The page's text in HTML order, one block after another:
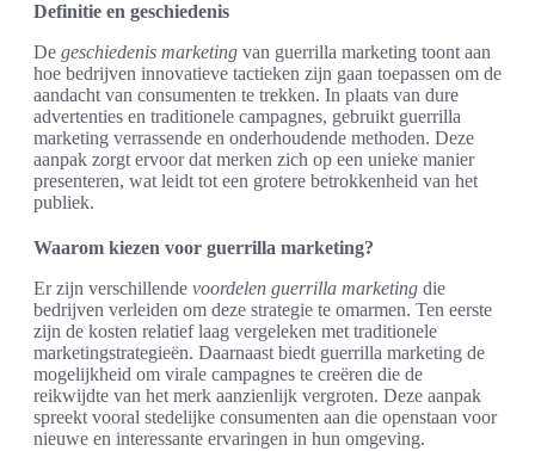
Definitie en geschiedenis
De geschiedenis marketing van guerrilla marketing toont aan
hoe bedrijven innovatieve tactieken zijn gaan toepassen om de
aandacht van consumenten te trekken. In plaats van dure
advertenties en traditionele campagnes, gebruikt guerrilla
marketing verrassende en onderhoudende methoden. Deze
aanpak zorgt ervoor dat merken zich op een unieke manier
presenteren, wat leidt tot een grotere betrokkenheid van het
publiek.
Waarom kiezen voor guerrilla marketing?
Er zijn verschillende voordelen guerrilla marketing die
bedrijven verleiden om deze strategie te omarmen. Ten eerste
zijn de kosten relatief laag vergeleken met traditionele
marketingstrategieën. Daarnaast biedt guerrilla marketing de
mogelijkheid om virale campagnes te creëren die de
reikwijdte van het merk aanzienlijk vergroten. Deze aanpak
spreekt vooral stedelijke consumenten aan die openstaan voor
nieuwe en interessante ervaringen in hun omgeving.